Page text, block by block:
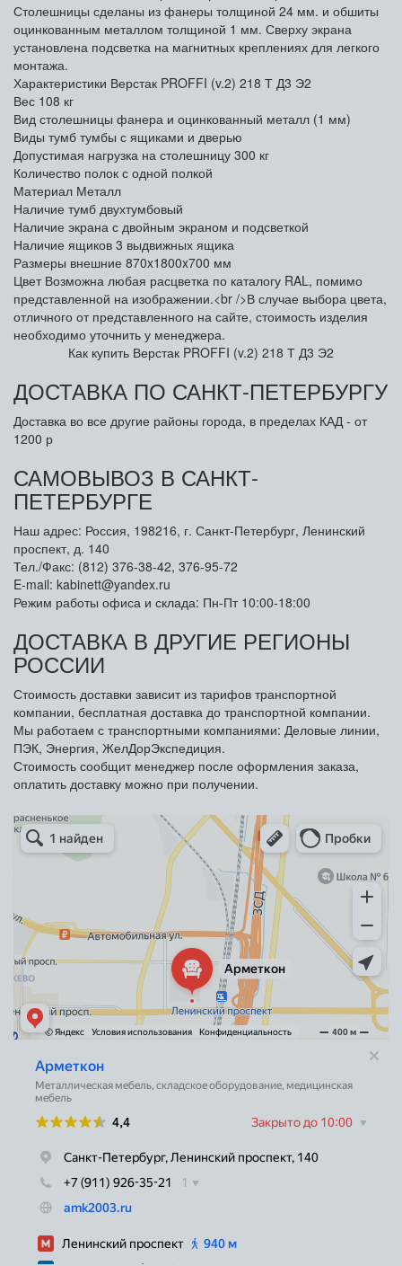
Столешницы сделаны из фанеры толщиной 24 мм. и обшиты
оцинкованным металлом толщиной 1 мм. Сверху экрана
установлена подсветка на магнитных креплениях для легкого
монтажа.
Характеристики Верстак PROFFI (v.2) 218 Т Д3 Э2
Вес 108 кг
Вид столешницы фанера и оцинкованный металл (1 мм)
Виды тумб тумбы с ящиками и дверью
Допустимая нагрузка на столешницу 300 кг
Количество полок с одной полкой
Материал Металл
Наличие тумб двухтумбовый
Наличие экрана с двойным экраном и подсветкой
Наличие ящиков 3 выдвижных ящика
Размеры внешние 870x1800x700 мм
Цвет Возможна любая расцветка по каталогу RAL, помимо
представленной на изображении.<br />В случае выбора цвета,
отличного от представленного на сайте, стоимость изделия
необходимо уточнить у менеджера.
Как купить Верстак PROFFI (v.2) 218 Т Д3 Э2
ДОСТАВКА ПО САНКТ-ПЕТЕРБУРГУ
Доставка во все другие районы города, в пределах КАД - от
1200 р
САМОВЫВОЗ В САНКТ-
ПЕТЕРБУРГЕ
Наш адрес: Россия, 198216, г. Санкт-Петербург, Ленинский
проспект, д. 140
Тел./Факс: (812) 376-38-42, 376-95-72
E-mail: kabinett@yandex.ru
Режим работы офиса и склада: Пн-Пт 10:00-18:00
ДОСТАВКА В ДРУГИЕ РЕГИОНЫ
РОССИИ
Стоимость доставки зависит из тарифов транспортной
компании, бесплатная доставка до транспортной компании.
Мы работаем с транспортными компаниями: Деловые линии,
ПЭК, Энергия, ЖелДорЭкспедиция.
Стоимость сообщит менеджер после оформления заказа,
оплатить доставку можно при получении.
Арметкон
Металлическая мебель в Санкт‑Петербурге
Торговое оборудование в Санкт‑Петербурге